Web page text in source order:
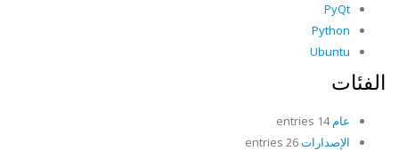
PyQt
Python
Ubuntu
الفئات
عام14 entries
الإصدارات